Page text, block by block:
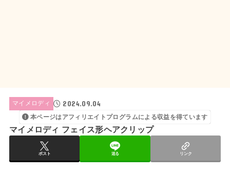
マイメロディ 2024.09.04
本ページはアフィリエイトプログラムによる収益を得ています
マイメロディ フェイス形ヘアクリップ
ポスト 送る リンク